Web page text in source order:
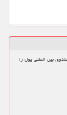
بین المللی پول را